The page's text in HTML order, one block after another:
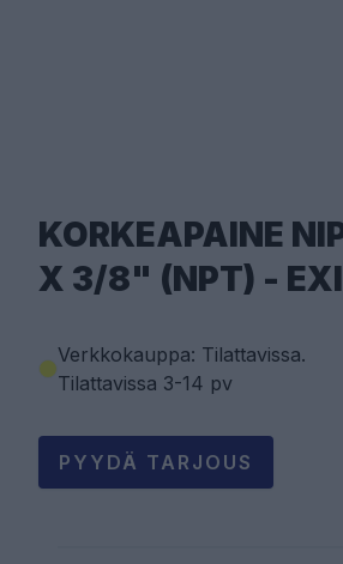
KORKEAPAINE
X 3/8" (NPT) -
Verkkokauppa: Tilattavissa.
Tilattavissa 3-14 pv
PYYDÄ TARJOUS